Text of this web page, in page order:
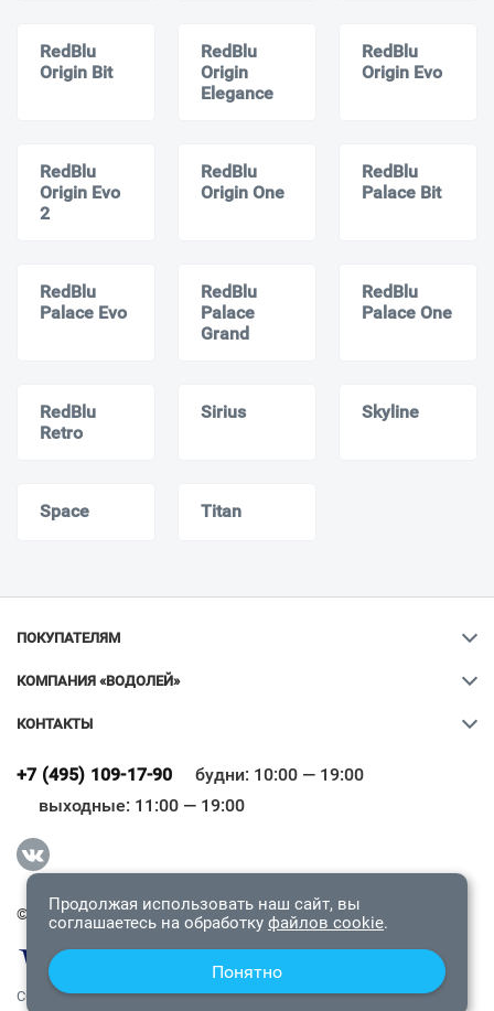
RedBlu
Origin Bit
RedBlu
Origin
Elegance
RedBlu
Origin Evo
RedBlu
Origin Evo
2
RedBlu
Origin One
RedBlu
Palace Bit
RedBlu
Palace Evo
RedBlu
Palace
Grand
RedBlu
Palace One
RedBlu
Retro
Sirius Skyline
Space Titan
ПОКУПАТЕЛЯМ
КОМПАНИЯ «ВОДОЛЕЙ»
КОНТАКТЫ
+7 (495) 109-17-90
будни: 10:00 — 19:00
выходные: 11:00 — 19:00
© 2009-2026 «Водолей Онлайн». Все права защищены.
СОГЛАШЕНИЕ О КОНФИДЕНЦИАЛЬНОСТИ
Всё верно
Продолжая использовать наш сайт, вы
соглашаетесь на обработку файлов cookie.
Понятно